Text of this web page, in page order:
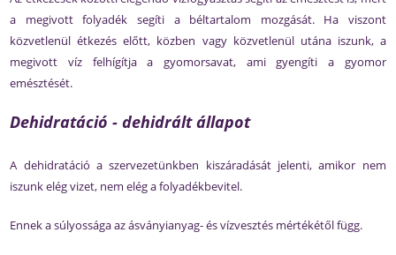
a megivott folyadék segíti a béltartalom mozgását. Ha viszont
közvetlenül étkezés előtt, közben vagy közvetlenül utána iszunk, a
megivott víz felhígítja a gyomorsavat, ami gyengíti a gyomor
emésztését.
Dehidratáció - dehidrált állapot
A dehidratáció a szervezetünkben kiszáradását jelenti, amikor nem
iszunk elég vizet, nem elég a folyadékbevitel.
Ennek a súlyossága az ásványianyag- és vízvesztés mértékétől függ.